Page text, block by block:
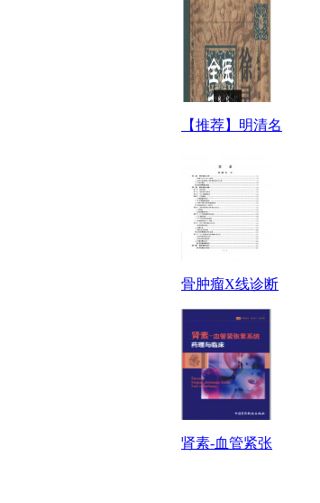
【推荐】明清名
骨肿瘤X线诊断
肾素-血管紧张